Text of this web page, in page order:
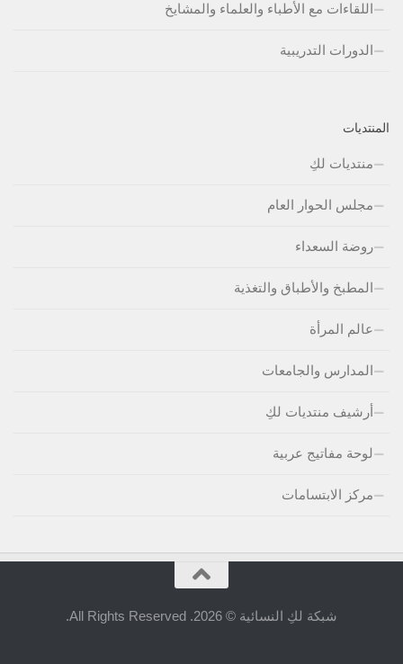
اللقاءات مع الأطباء والعلماء والمشايخ
الدورات التدريبية
المنتديات
منتديات لكِ
مجلس الحوار العام
روضة السعداء
المطبخ والأطباق والتغذية
عالم المرأة
المدارس والجامعات
أرشيف منتديات لكِ
لوحة مفاتيج عربية
مركز الابتسامات
شبكة لكِ النسائية © 2026. All Rights Reserved.